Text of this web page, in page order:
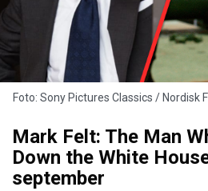
Foto: Sony Pictures Classics / Nordisk
Mark Felt: The Man
Down the White
september